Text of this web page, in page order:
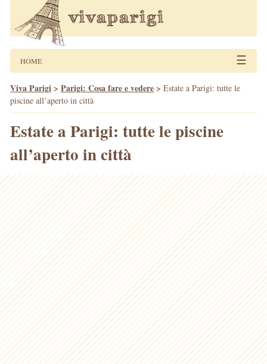
HOME ☰
Viva Parigi > Parigi: Cosa fare e vedere > Estate a Parigi: tutte le
piscine all’aperto in città
Estate a Parigi: tutte le piscine
all’aperto in città